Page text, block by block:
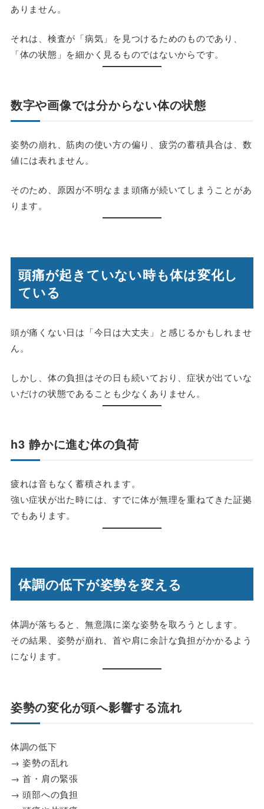
ありません。
それは、検査が「病気」を見つけるためのものであり、
「体の状態」を細かく見るものではないからです。
数字や画像では分からない体の状態
姿勢の崩れ、筋肉の使い方の偏り、疲労の蓄積具合は、数
値には表れません。
そのため、原因が不明なまま頭痛が続いてしまうことがあ
ります。
頭痛が起きていない時も体は変化し
ている
頭が痛くない日は「今日は大丈夫」と感じるかもしれませ
ん。
しかし、体の負担はその日も続いており、症状が出ていな
いだけの状態であることも少なくありません。
h3 静かに進む体の負荷
疲れは音もなく蓄積されます。
強い症状が出た時には、すでに体が無理を重ねてきた証拠
でもあります。
体調の低下が姿勢を変える
体調が落ちると、無意識に楽な姿勢を取ろうとします。
その結果、姿勢が崩れ、首や肩に余計な負担がかかるよう
になります。
姿勢の変化が頭へ影響する流れ
体調の低下
→ 姿勢の乱れ
→ 首・肩の緊張
→ 頭部への負担